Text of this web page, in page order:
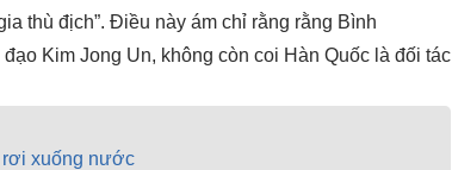
thù địch”. Điều này ám chỉ rằng rằng Bình
Kim Jong Un, không còn coi Hàn Quốc là đối tác
rơi xuống nước